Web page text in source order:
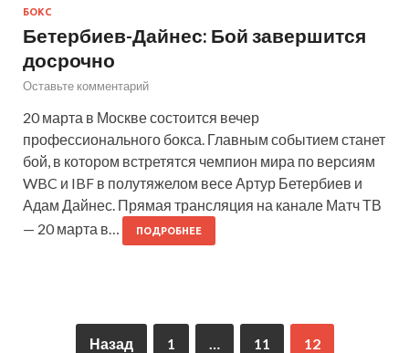
БОКС
Бетербиев-Дайнес: Бой завершится
досрочно
Оставьте комментарий
20 марта в Москве состоится вечер
профессионального бокса. Главным событием станет
бой, в котором встретятся чемпион мира по версиям
WBC и IBF в полутяжелом весе Артур Бетербиев и
Адам Дайнес. Прямая трансляция на канале Матч ТВ
— 20 марта в…
ПОДРОБНЕЕ
Назад 1 11 12